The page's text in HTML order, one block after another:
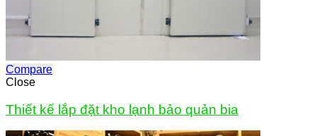
Compare
Close
Thiết kế lắp đặt kho lạnh bảo quản bia